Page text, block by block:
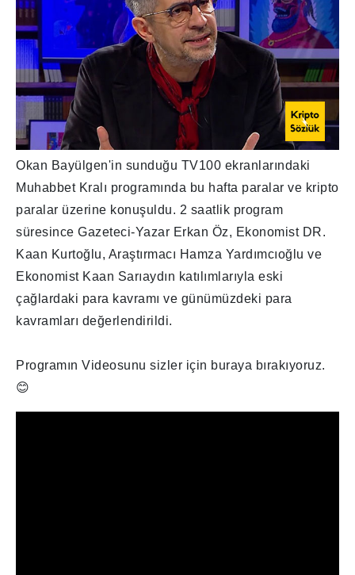
Okan Bayülgen'in sunduğu TV100 ekranlarındaki
Muhabbet Kralı programında bu hafta paralar ve kripto
paralar üzerine konuşuldu. 2 saatlik program
süresince Gazeteci-Yazar Erkan Öz, Ekonomist DR.
Kaan Kurtoğlu, Araştırmacı Hamza Yardımcıoğlu ve
Ekonomist Kaan Sarıaydın katılımlarıyla eski
çağlardaki para kavramı ve günümüzdeki para
kavramları değerlendirildi.
Programın Videosunu sizler için buraya bırakıyoruz.
😊